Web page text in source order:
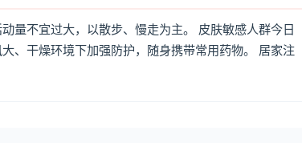
量不宜过大，以散步、慢走为主。 皮肤敏感人群今日
、干燥环境下加强防护，随身携带常用药物。 居家注